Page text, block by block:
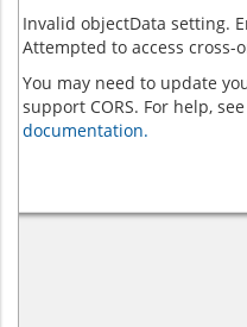
Invalid objectData setting.
Attempted to access cross-
You may need to update
support CORS. For help,
documentation.